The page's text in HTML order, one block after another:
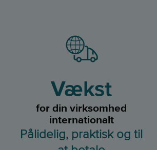
Vækst
for din virksomhed
internationalt
Pålidelig, praktisk og til